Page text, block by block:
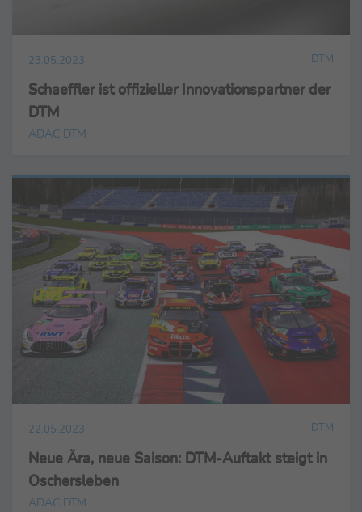
23.05.2023 DTM
Schaeffler ist offizieller Innovationspartner der
DTM
ADAC DTM
22.05.2023 DTM
Neue Ära, neue Saison: DTM-Auftakt steigt in
Oschersleben
ADAC DTM